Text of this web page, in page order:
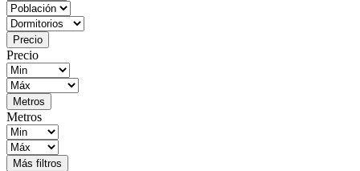
Precio
Precio
Metros
Metros
Más filtros